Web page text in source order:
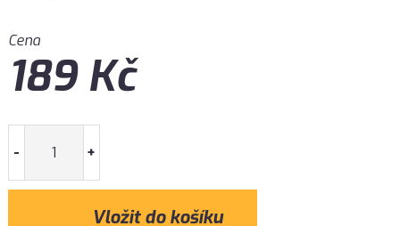
Cena
189Kč
- +